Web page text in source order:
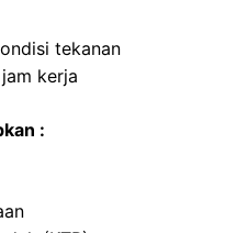
tekanan
kerja
: